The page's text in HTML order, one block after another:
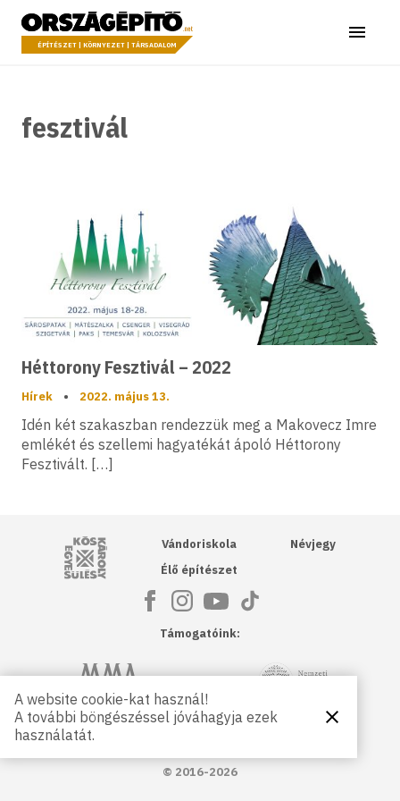
a tartalomhoz
Országépítő
ÉPÍTÉSZET | KÖRNYEZET | TÁRSADALOM Menü
fesztivál
Héttorony Fesztivál – 2022
Hírek • 2022. május 13.
Idén két szakaszban rendezzük meg a Makovecz Imre
emlékét és szellemi hagyatékát ápoló Héttorony
Fesztivált. […]
Kós Károly Egyesülés
Vándoriskola
Élő építészet
Névjegy
Támogatóink:
Magyar Művészeti Akadémia NKA
Petőfi Kulturális Ügynökség
© 2016-2026
A website cookie-kat használ!
A további böngészéssel jóváhagyja ezek
használatát.
Bezárás